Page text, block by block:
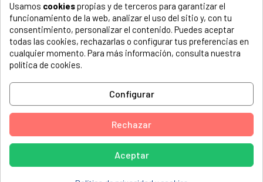
ELECTROVÁLVULA AEG, ELECTROLUX 1100991528
AEG, LAVW1030W 91400217300
AEG, LAV50430W 9140021840
AEG, LAV50435W 9140021860
AEG, LAV50630W 9140021850
AEG, LAV51635W 9140022790
Usamos cookiespropias y de terceros para garantizar el
funcionamiento de la web, analizar el uso del sitio y, con tu
consentimiento, personalizar el contenido. Puedes aceptar
todas las cookies, rechazarlas o configurar tus preferencias en
cualquier momento. Para más información, consulta nuestra
política de cookies.
Configurar
Rechazar
Aceptar